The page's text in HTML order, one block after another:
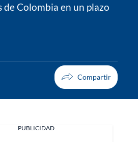
Colombia en un plazo
PUBLICIDAD